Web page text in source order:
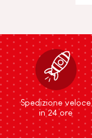
Spedizione veloce
in 24 ore